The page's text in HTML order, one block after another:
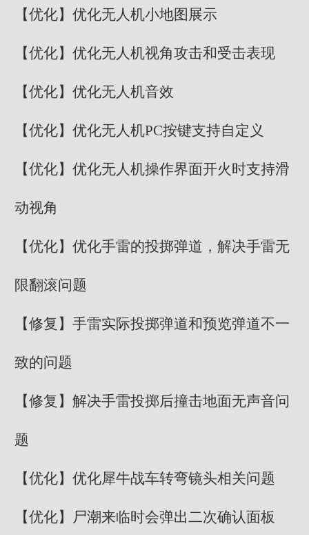
【优化】优化无人机小地图展示
【优化】优化无人机视角攻击和受击表现
【优化】优化无人机音效
【优化】优化无人机PC按键支持自定义
【优化】优化无人机操作界面开火时支持滑
动视角
【优化】优化手雷的投掷弹道，解决手雷无
限翻滚问题
【修复】手雷实际投掷弹道和预览弹道不一
致的问题
【修复】解决手雷投掷后撞击地面无声音问
题
【优化】优化犀牛战车转弯镜头相关问题
【优化】尸潮来临时会弹出二次确认面板